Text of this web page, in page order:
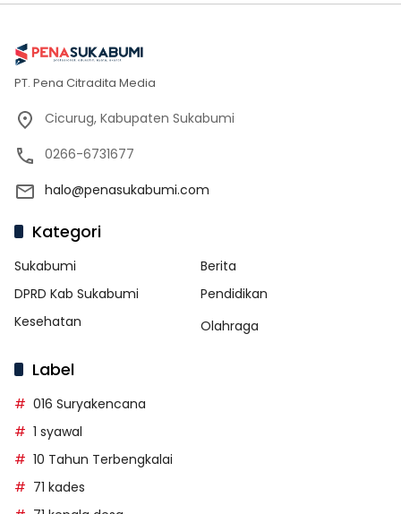
PT. Pena Citradita Media
Cicurug, Kabupaten Sukabumi
0266-6731677
halo@penasukabumi.com
Kategori
Sukabumi
Berita
DPRD Kab Sukabumi
Pendidikan
Kesehatan
Olahraga
Label
016 Suryakencana
1 syawal
10 Tahun Terbengkalai
71 kades